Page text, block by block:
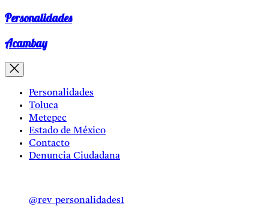
Personalidades
Acambay
Personalidades
Toluca
Metepec
Estado de México
Contacto
Denuncia Ciudadana
@rev_personalidades1